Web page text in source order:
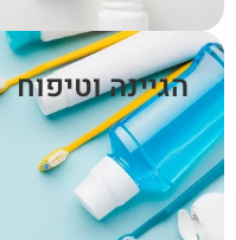
הגיינה וטיפוח